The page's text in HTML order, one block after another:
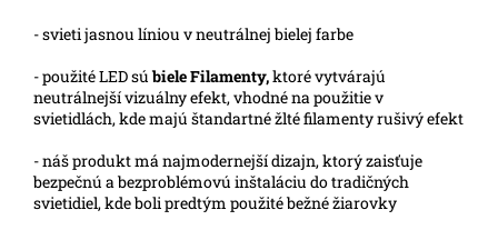
- svieti jasnou líniou v neutrálnej bielej farbe
- použité LED súbieleFilamenty,ktoré vytvárajú
neutrálnejší vizuálny efekt, vhodné na použitie v
svietidlách, kde majú štandartné žlté filamenty rušivý efekt
- náš produkt má najmodernejší dizajn, ktorý zaisťuje
bezpečnú a bezproblémovú inštaláciu do tradičných
svietidiel, kde boli predtým použité bežné žiarovky